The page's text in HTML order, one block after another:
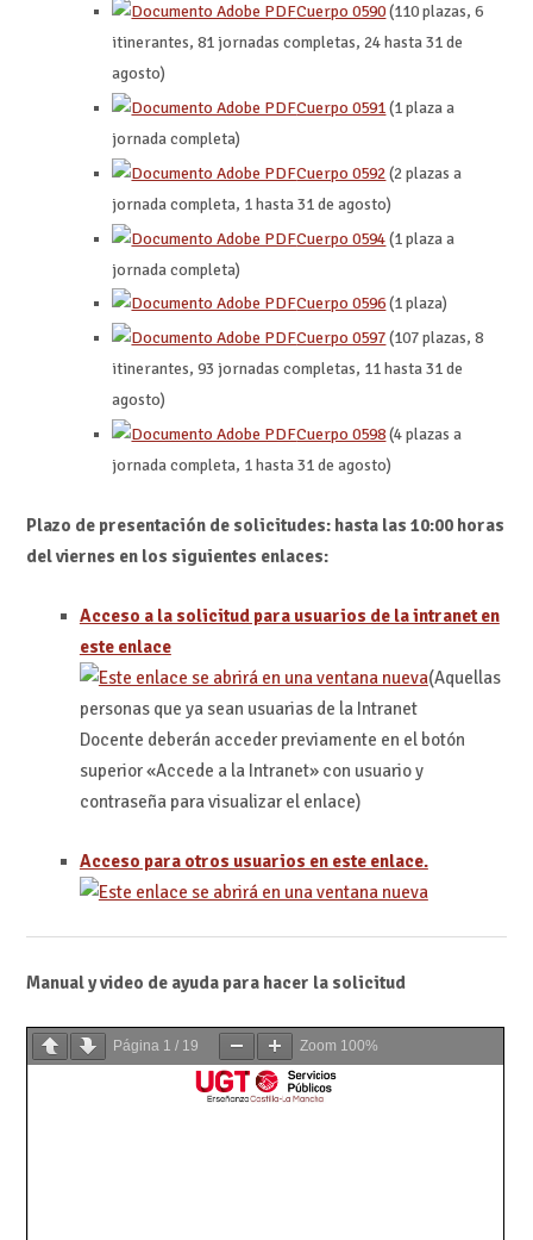
Cuerpo 0590(110 plazas, 6
itinerantes, 81 jornadas completas, 24 hasta 31 de
agosto)
Cuerpo 0591(1 plaza a
jornada completa)
Cuerpo 0592(2 plazas a
jornada completa, 1 hasta 31 de agosto)
Cuerpo 0594(1 plaza a
jornada completa)
Cuerpo 0596(1 plaza)
Cuerpo 0597(107 plazas, 8
itinerantes, 93 jornadas completas, 11 hasta 31 de
agosto)
Cuerpo 0598(4 plazas a
jornada completa, 1 hasta 31 de agosto)
Plazo de presentación de solicitudes: hasta las 10:00 horas
del viernes en los siguientes enlaces:
Acceso a la solicitud para usuarios de la intranet en
este enlace
(Aquellas
personas que ya sean usuarias de la Intranet
Docente deberán acceder previamente en el botón
superior «Accede a la Intranet» con usuario y
contraseña para visualizar el enlace)
Acceso para otros usuarios en este enlace.
Manual y video de ayuda para hacer la solicitud
Página 1 / 19 Zoom 100%